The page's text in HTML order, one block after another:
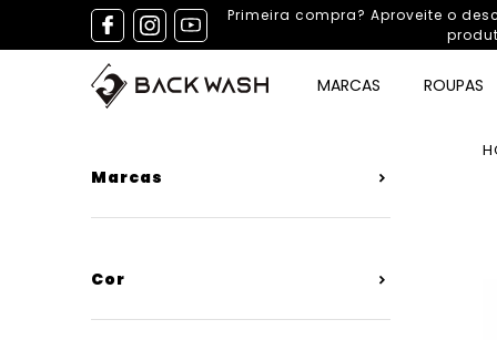
Primeira compra? Aproveite o
MARCAS ROUPAS
Marcas
Cor